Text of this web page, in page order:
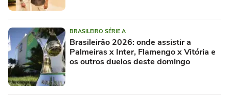
BRASILEIRO SÉRIE A
Brasileirão 2026: onde assistir a
Palmeiras x Inter, Flamengo x Vitória e
os outros duelos deste domingo